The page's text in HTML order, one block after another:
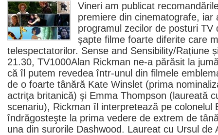
Vineri am publicat
premiere din cinematografe, iar
programul zecilor de posturi TV
şapte filme foarte diferite care
telespectatorilor. Sense and Sensibility/Rațiune
21.30, TV1000Alan Rickman ne-a părăsit la
că îl putem revedea într-unul din filmele
de o foarte tânără Kate Winslet (prima
actriţa britanică) şi Emma Thompson (laureată
scenariu), Rickman îl interpretează pe colonelul
îndrăgosteşte la prima vedere de extrem de
una din surorile Dashwood. Laureat cu Ursul de